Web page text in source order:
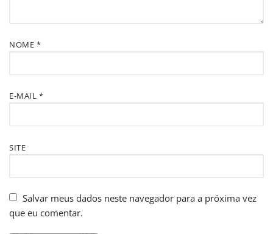
NOME *
E-MAIL *
SITE
Salvar meus dados neste navegador para a próxima vez
que eu comentar.